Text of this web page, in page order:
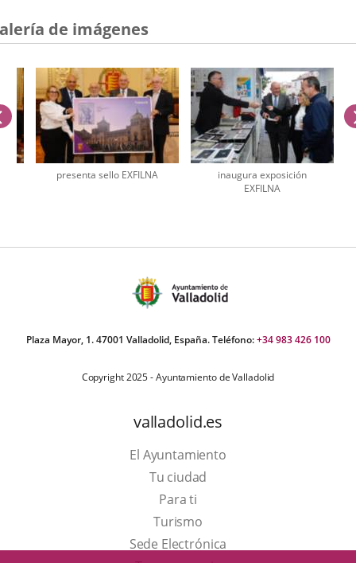
externa.
de imágenes
presenta sello EXFILNA
inaugura exposición
EXFILNA
anterior
Plaza Mayor, 1. 47001 Valladolid, España. Teléfono:+34 983 426 100
Copyright 2025 - Ayuntamiento de Valladolid
valladolid.es
El Ayuntamiento
Tu ciudad
Para ti
TurismoEste
enlace
Sede Electrónica